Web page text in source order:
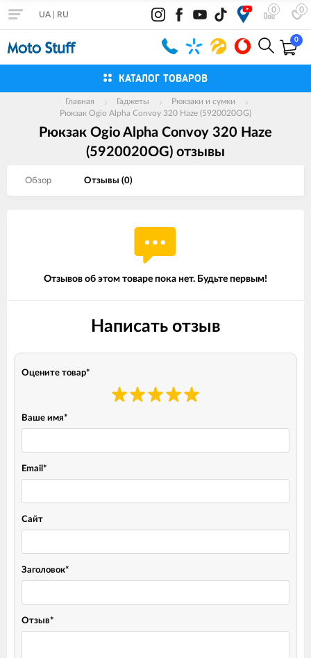
0 0
UA RU
0
КАТАЛОГ ТОВАРОВ
Главная Гаджеты
Рюкзаки и сумки
Рюкзак Ogio Alpha Convoy 320 Haze (5920020OG)
Рюкзак Ogio Alpha Convoy 320 Haze
(5920020OG) отзывы
Обзор Отзывы (0)
Отзывов об этом товаре пока нет. Будьте первым!
Написать отзыв
Оцените товар*
Ваше имя*
Email *
Сайт
Заголовок*
Отзыв*